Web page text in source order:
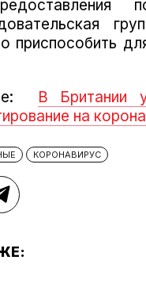
приспособить
В Британии
на
КОРОНАВИРУС